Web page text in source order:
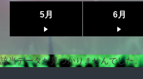
5月 6月
該当データが見つかりませんでした。